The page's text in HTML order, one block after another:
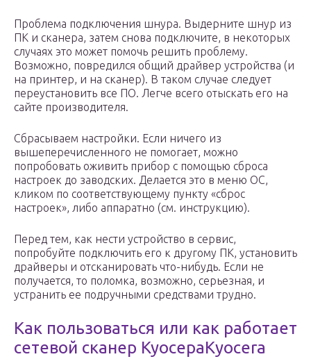
Проблема подключения шнура. Выдерните шнур из
ПК и сканера, затем снова подключите, в некоторых
случаях это может помочь решить проблему.
Возможно, повредился общий драйвер устройства (и
на принтер, и на сканер). В таком случае следует
переустановить все ПО. Легче всего отыскать его на
сайте производителя.
Сбрасываем настройки. Если ничего из
вышеперечисленного не помогает, можно
попробовать оживить прибор с помощью сброса
настроек до заводских. Делается это в меню ОС,
кликом по соответствующему пункту «сброс
настроек», либо аппаратно (см. инструкцию).
Перед тем, как нести устройство в сервис,
попробуйте подключить его к другому ПК, установить
драйверы и отсканировать что-нибудь. Если не
получается, то поломка, возможно, серьезная, и
устранить ее подручными средствами трудно.
Как пользоваться или как работает
сетевой сканер КуосераKyocera